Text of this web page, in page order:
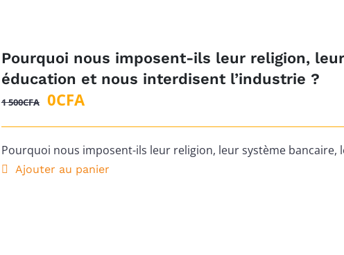
Pourquoi nous imposent-ils leur religion,
éducation et nous interdisent l’industrie ?
1 500CFA
Le
initial
était :
0CFALe
actuel
est :
Pourquoi nous imposent-ils leur religion, leur système
Ajouter au panier